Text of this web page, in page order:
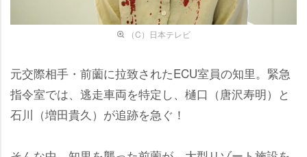
（C）日本テレビ
元交際相手・前薗に拉致されたECU室員の知里。緊急
指令室では、逃走車両を特定し、樋口（唐沢寿明）と
石川（増田貴久）が追跡を急ぐ！